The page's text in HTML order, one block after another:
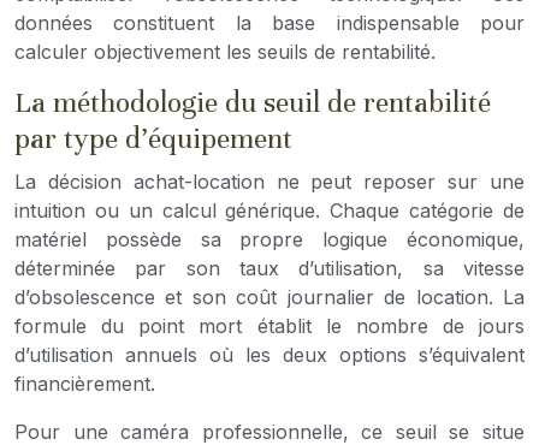
données constituent la base indispensable pour
calculer objectivement les seuils de rentabilité.
La méthodologie du seuil de rentabilité
par type d’équipement
La décision achat-location ne peut reposer sur une
intuition ou un calcul générique. Chaque catégorie de
matériel possède sa propre logique économique,
déterminée par son taux d’utilisation, sa vitesse
d’obsolescence et son coût journalier de location. La
formule du point mort établit le nombre de jours
d’utilisation annuels où les deux options s’équivalent
financièrement.
Pour une caméra professionnelle, ce seuil se situe